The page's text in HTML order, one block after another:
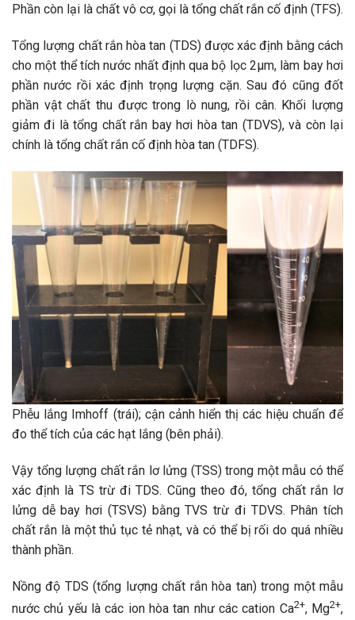
Phần còn lại là chất vô cơ, gọi là tổng chất rắn cố định (TFS).
Tổng lượng chất rắn hòa tan (TDS) được xác định bằng cách
cho một thể tích nước nhất định qua bộ lọc 2μm, làm bay hơi
phần nước rồi xác định trọng lượng cặn. Sau đó cũng đốt
phần vật chất thu được trong lò nung, rồi cân. Khối lượng
giảm đi là tổng chất rắn bay hơi hòa tan (TDVS), và còn lại
chính là tổng chất rắn cố định hòa tan (TDFS).
Phễu lắng Imhoff (trái); cận cảnh hiển thị các hiệu chuẩn để
đo thể tích của các hạt lắng (bên phải).
Vậy tổng lượng chất rắn lơ lửng (TSS) trong một mẫu có thể
xác định là TS trừ đi TDS. Cũng theo đó, tổng chất rắn lơ
lửng dễ bay hơi (TSVS) bằng TVS trừ đi TDVS. Phân tích
chất rắn là một thủ tục tẻ nhạt, và có thể bị rối do quá nhiều
thành phần.
Nồng độ TDS (tổng lượng chất rắn hòa tan) trong một mẫu
nước chủ yếu là các ion hòa tan như các cation Ca2+, Mg2+,